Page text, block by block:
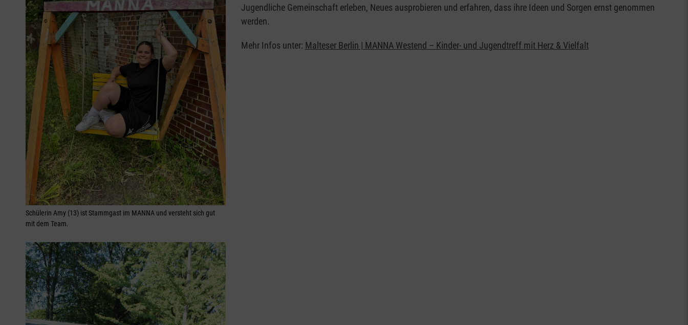
Schülerin Amy (13) ist Stammgast im MANNA und versteht sich gut
mit dem Team.
Jugendliche Gemeinschaft erleben, Neues ausprobieren und erfahren, dass ihre Ideen und Sorgen ernst genommen
werden.
Mehr Infos unter: Malteser Berlin | MANNA Westend – Kinder- und Jugendtreff mit Herz & Vielfalt